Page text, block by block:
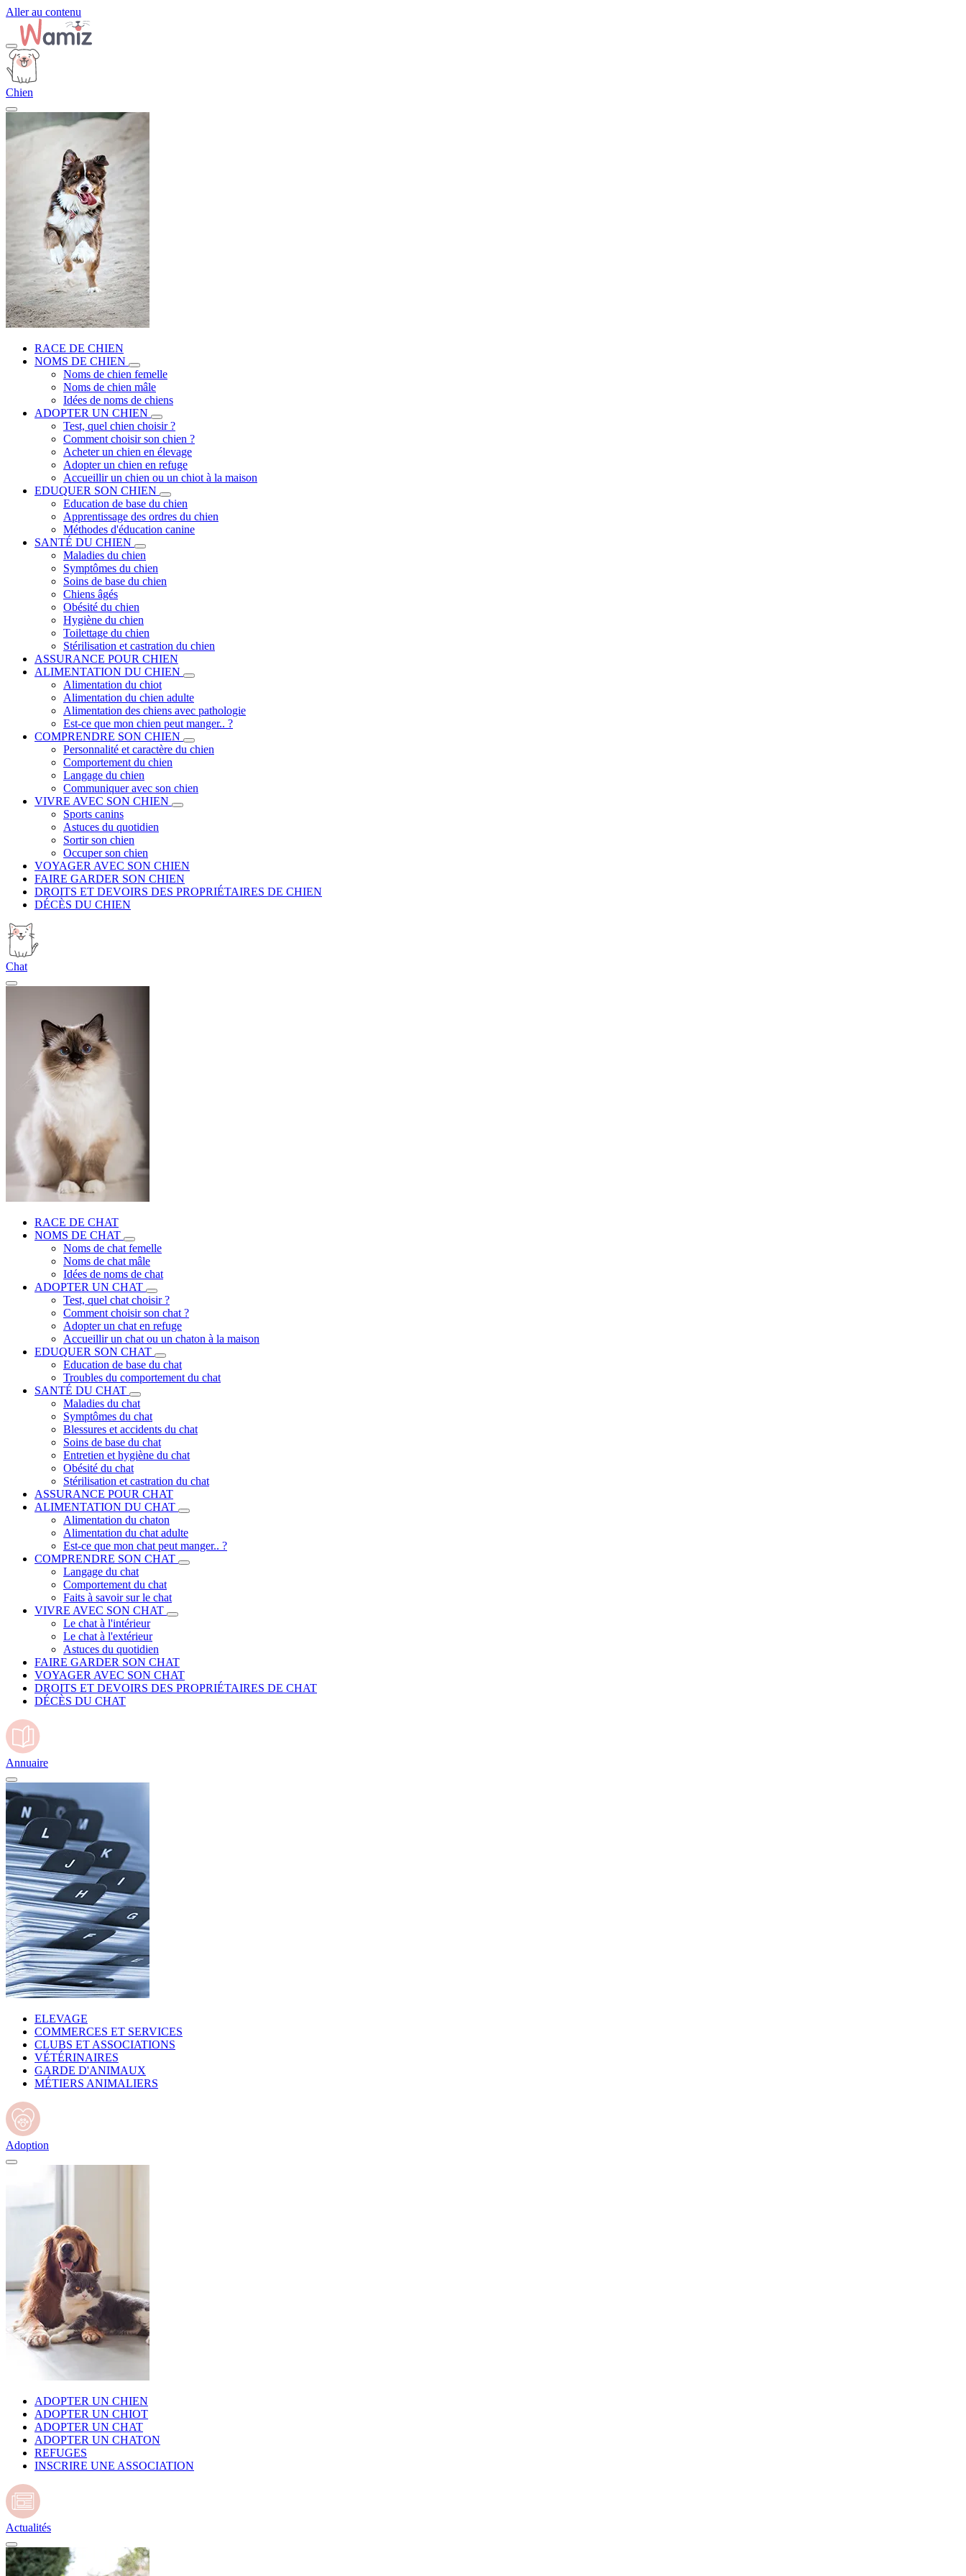
Aller au contenu
Chien
RACE DE CHIEN
NOMS DE CHIEN
Noms de chien femelle
Noms de chien mâle
Idées de noms de chiens
ADOPTER UN CHIEN
Test, quel chien choisir ?
Comment choisir son chien ?
Acheter un chien en élevage
Adopter un chien en refuge
Accueillir un chien ou un chiot à la maison
EDUQUER SON CHIEN
Education de base du chien
Apprentissage des ordres du chien
Méthodes d'éducation canine
SANTÉ DU CHIEN
Maladies du chien
Symptômes du chien
Soins de base du chien
Chiens âgés
Obésité du chien
Hygiène du chien
Toilettage du chien
Stérilisation et castration du chien
ASSURANCE POUR CHIEN
ALIMENTATION DU CHIEN
Alimentation du chiot
Alimentation du chien adulte
Alimentation des chiens avec pathologie
Est-ce que mon chien peut manger.. ?
COMPRENDRE SON CHIEN
Personnalité et caractère du chien
Comportement du chien
Langage du chien
Communiquer avec son chien
VIVRE AVEC SON CHIEN
Sports canins
Astuces du quotidien
Sortir son chien
Occuper son chien
VOYAGER AVEC SON CHIEN
FAIRE GARDER SON CHIEN
DROITS ET DEVOIRS DES PROPRIÉTAIRES DE CHIEN
DÉCÈS DU CHIEN
Chat
RACE DE CHAT
NOMS DE CHAT
Noms de chat femelle
Noms de chat mâle
Idées de noms de chat
ADOPTER UN CHAT
Test, quel chat choisir ?
Comment choisir son chat ?
Adopter un chat en refuge
Accueillir un chat ou un chaton à la maison
EDUQUER SON CHAT
Education de base du chat
Troubles du comportement du chat
SANTÉ DU CHAT
Maladies du chat
Symptômes du chat
Blessures et accidents du chat
Soins de base du chat
Entretien et hygiène du chat
Obésité du chat
Stérilisation et castration du chat
ASSURANCE POUR CHAT
ALIMENTATION DU CHAT
Alimentation du chaton
Alimentation du chat adulte
Est-ce que mon chat peut manger.. ?
COMPRENDRE SON CHAT
Langage du chat
Comportement du chat
Faits à savoir sur le chat
VIVRE AVEC SON CHAT
Le chat à l'intérieur
Le chat à l'extérieur
Astuces du quotidien
FAIRE GARDER SON CHAT
VOYAGER AVEC SON CHAT
DROITS ET DEVOIRS DES PROPRIÉTAIRES DE CHAT
DÉCÈS DU CHAT
Annuaire
ELEVAGE
COMMERCES ET SERVICES
CLUBS ET ASSOCIATIONS
VÉTÉRINAIRES
GARDE D'ANIMAUX
MÉTIERS ANIMALIERS
Adoption
ADOPTER UN CHIEN
ADOPTER UN CHIOT
ADOPTER UN CHAT
ADOPTER UN CHATON
REFUGES
INSCRIRE UNE ASSOCIATION
Actualités